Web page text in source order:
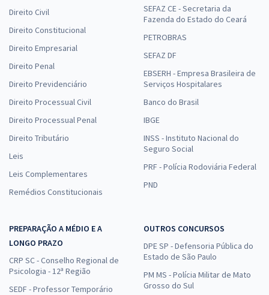
UNIRIO - Universidade Federal do Estado do Rio de Janeiro -
Conhecimentos Específicos para o Cargo de Contador
à vista
R$29,32
Economize R$ 87,96 (-20%)
Comprar
UNIRIO - Universidade Federal do Estado do Rio de Janeiro -
R$25,52
Economize R$ 76,56 (-20%)
Comprar
Direito Civil
Direito Constitucional
Direito Empresarial
Direito Penal
Direito Previdenciário
Direito Processual Civil
Direito Processual Penal
Direito Tributário
Leis
Leis Complementares
Remédios Constitucionais
SEFAZ CE - Secretaria da
Fazenda do Estado do Ceará
PETROBRAS
SEFAZ DF
EBSERH - Empresa Brasileira de
Serviços Hospitalares
Banco do Brasil
IBGE
INSS - Instituto Nacional do
Seguro Social
PRF - Polícia Rodoviária Federal
PND
PREPARAÇÃO A MÉDIO E A
LONGO PRAZO
CRP SC - Conselho Regional de
Psicologia - 12ª Região
SEDF - Professor Temporário
OUTROS CONCURSOS
DPE SP - Defensoria Pública do
Estado de São Paulo
PM MS - Polícia Militar de Mato
Grosso do Sul